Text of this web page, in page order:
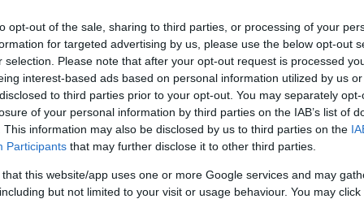
opt-out of the sale, sharing to third parties, or processing of your
for targeted advertising by us, please use the below opt-out
selection. Please note that after your opt-out request is processed
interest-based ads based on personal information utilized by us
to third parties prior to your opt-out. You may separately
of your personal information by third parties on the IAB’s list of
This information may also be disclosed by us to third parties on the
Participants that may further disclose it to other third parties.
that this website/app uses one or more Google services and may
but not limited to your visit or usage behaviour. You may
2020. máj 12.
A koronavírus nagy
vesztese a szén
írta: győrikata
RSS